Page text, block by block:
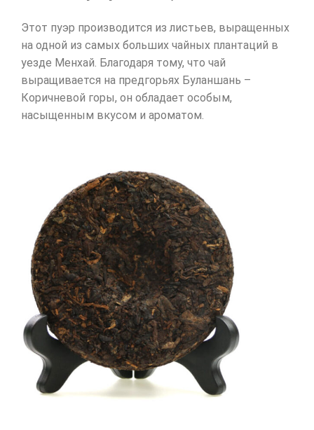
Этот пуэр производится из листьев, выращенных
на одной из самых больших чайных плантаций в
уезде Менхай. Благодаря тому, что чай
выращивается на предгорьях Буланшань –
Коричневой горы, он обладает особым,
насыщенным вкусом и ароматом.